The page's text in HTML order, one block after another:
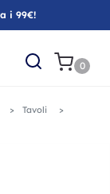
i 99€!
0
Tavoli